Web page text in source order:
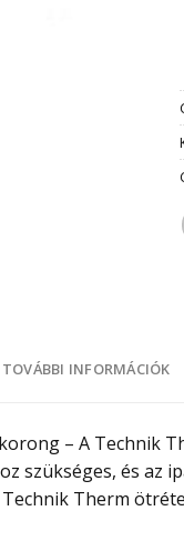
TOVÁBBI INFORMÁCIÓK
– A Technik
szükséges, és az
Therm